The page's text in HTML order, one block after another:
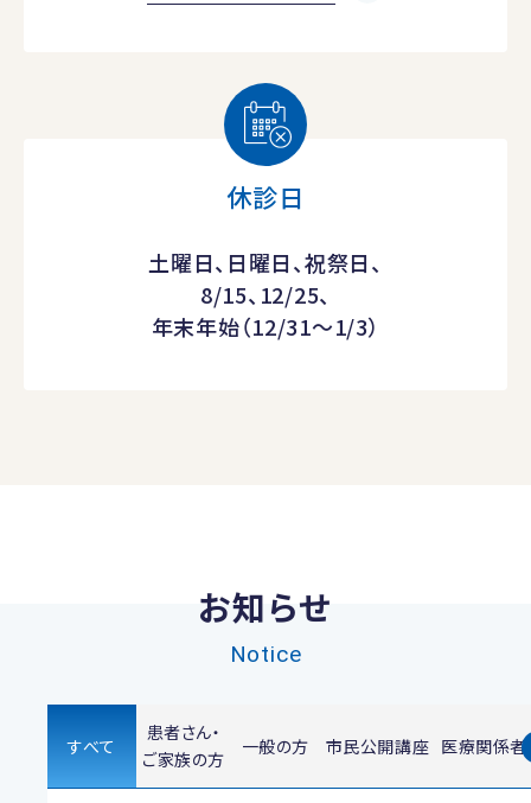
休診日
土曜日、日曜日、祝祭日、
8/15、12/25、
年末年始（12/31～1/3）
お知らせ
Notice
すべて
患者さん・
ご家族の方
一般の方 市民公開講座 医療関係